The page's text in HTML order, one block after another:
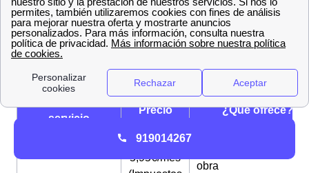
incluidos)
- Garantía mínima de 6
meses
servicio
Precio ¿Qué ofrece?
5,95€/mes
obra
919014267